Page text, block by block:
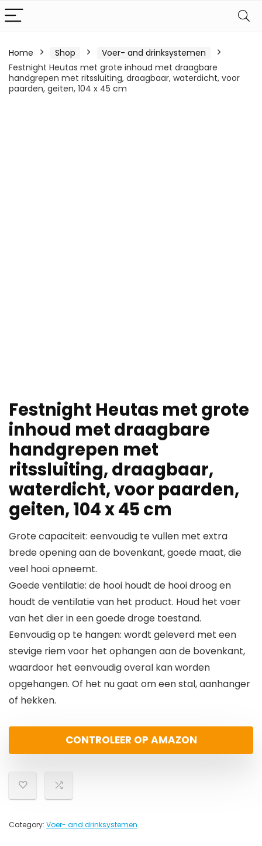
Home Shop
Voer- and drinksystemen
Festnight Heutas met grote inhoud met draagbare
handgrepen met ritssluiting, draagbaar, waterdicht, voor
paarden, geiten, 104 x 45 cm
Festnight Heutas met grote
inhoud met draagbare
handgrepen met
ritssluiting, draagbaar,
waterdicht, voor paarden,
geiten, 104 x 45 cm
Grote capaciteit: eenvoudig te vullen met extra
brede opening aan de bovenkant, goede maat, die
veel hooi opneemt.
Goede ventilatie: de hooi houdt de hooi droog en
houdt de ventilatie van het product. Houd het voer
van het dier in een goede droge toestand.
Eenvoudig op te hangen: wordt geleverd met een
stevige riem voor het ophangen aan de bovenkant,
waardoor het eenvoudig overal kan worden
opgehangen. Of het nu gaat om een stal, aanhanger
of hekken.
CONTROLEER OP AMAZON
Category: Voer- and drinksystemen